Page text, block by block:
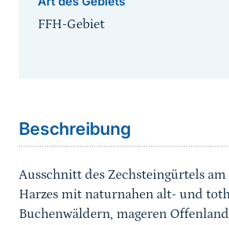
FFH-Gebiet
Beschreibung
Ausschnitt des Zechsteingürtels am
Harzes mit naturnahen alt- und
Buchenwäldern, mageren